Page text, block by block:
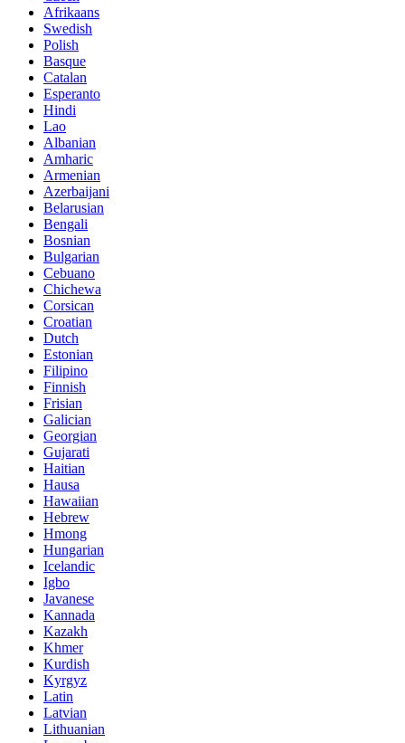
Afrikaans
Swedish
Polish
Basque
Catalan
Esperanto
Hindi
Lao
Albanian
Amharic
Armenian
Azerbaijani
Belarusian
Bengali
Bosnian
Bulgarian
Cebuano
Chichewa
Corsican
Croatian
Dutch
Estonian
Filipino
Finnish
Frisian
Galician
Georgian
Gujarati
Haitian
Hausa
Hawaiian
Hebrew
Hmong
Hungarian
Icelandic
Igbo
Javanese
Kannada
Kazakh
Khmer
Kurdish
Kyrgyz
Latin
Latvian
Lithuanian